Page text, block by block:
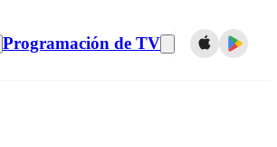
Programación de TV